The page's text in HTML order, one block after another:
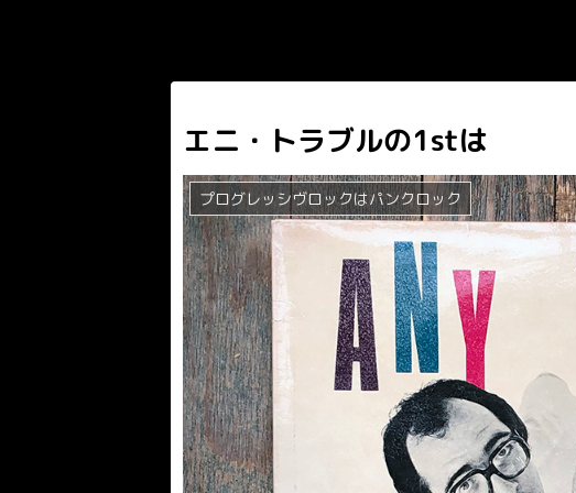
エニ・トラブルの1stは
プログレッシヴロックはパンクロック